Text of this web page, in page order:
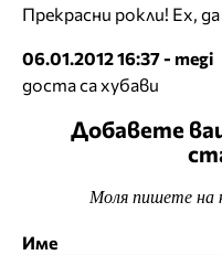
Прекрасни рокли! Ех,
06.01.2012 16:37 - megi
доста са хубави
Добавете
Моля пишете на
Име